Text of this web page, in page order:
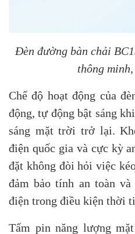
Đèn đường bàn chải
thông
Chế độ hoạt động của
động, tự động bật sáng
sáng mặt trời trở lại.
điện quốc gia và cực kỳ
đặt không đòi hỏi việc
đảm bảo tính an toàn
điện trong điều kiện thời
Tấm pin năng lượng